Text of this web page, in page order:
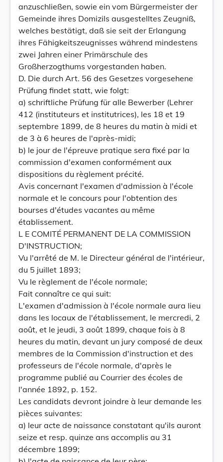
anzuschließen, sowie ein vom Bürgermeister der
Gemeinde ihres Domizils ausgestelltes Zeugniß,
welches bestätigt, daß sie seit der Erlangung
ihres Fähigkeitszeugnisses während mindestens
zwei Jahren einer Primärschule des
Großherzogthums vorgestanden haben.
D. Die durch Art. 56 des Gesetzes vorgesehene
Prüfung findet statt, wie folgt:
a) schriftliche Prüfung für alle Bewerber (Lehrer
412 (instituteurs et institutrices), les 18 et 19
septembre 1899, de 8 heures du matin à midi et
de 3 à 6 heures de l'après-midi;
b) le jour de l'épreuve pratique sera fixé par la
commission d'examen conformément aux
dispositions du règlement précité.
Avis concernant l'examen d'admission à l'école
normale et le concours pour l'obtention des
bourses d'études vacantes au même
établissement.
L E COMITÉ PERMANENT DE LA COMMISSION
D'INSTRUCTION;
Vu l'arrêté de M. le Directeur général de l'intérieur,
du 5 juillet 1893;
Vu le règlement de l'école normale;
Fait connaître ce qui suit:
L'examen d'admission à l'école normale aura lieu
dans les locaux de l'établissement, le mercredi, 2
août, et le jeudi, 3 août 1899, chaque fois à 8
heures du matin, devant un jury composé de deux
membres de la Commission d'instruction et des
professeurs de l'école normale, d'après le
programme publié au Courrier des écoles de
l'année 1892, p. 152.
Les candidats devront joindre à leur demande les
pièces suivantes:
a) leur acte de naissance constatant qu'ils auront
seize et resp. quinze ans accomplis au 31
décembre 1899;